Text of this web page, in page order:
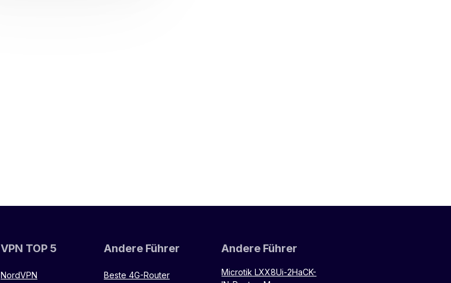
VPN TOP 5
NordVPN
Andere Führer
Beste 4G-Router
Andere Führer
Microtik LXX8Ui-2HaCK-